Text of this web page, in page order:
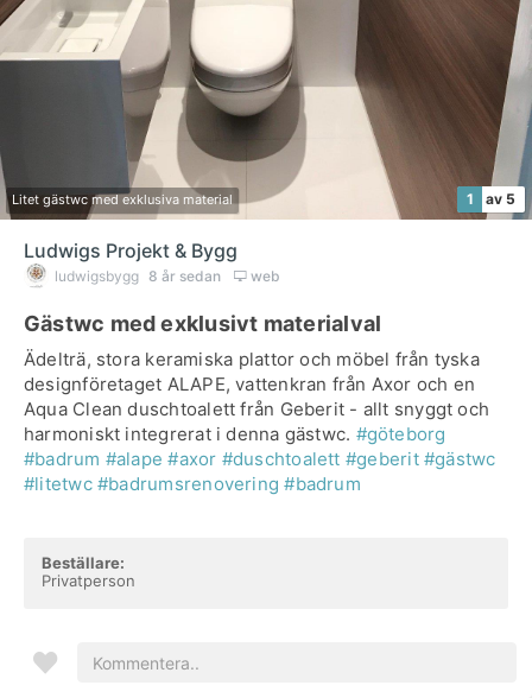
Litet gästwc med exklusiva material 1 av 5
Ludwigs Projekt & Bygg
ludwigsbygg 8 år sedan web
Gästwc med exklusivt materialval
Ädelträ, stora keramiska plattor och möbel från tyska
designföretaget ALAPE, vattenkran från Axor och en
Aqua Clean duschtoalett från Geberit - allt snyggt och
harmoniskt integrerat i denna gästwc. #göteborg
#badrum #alape #axor #duschtoalett #geberit #gästwc
#litetwc #badrumsrenovering #badrum
Beställare:
Privatperson